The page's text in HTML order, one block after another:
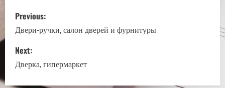
P
o
s
t
Previous:
Двери-ручки, салон дверей и фурнитуры
Next:
Дверка, гипермаркет